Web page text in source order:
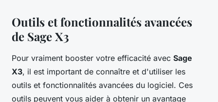
Outils et fonctionnalités avancées
de Sage X3
Pour vraiment booster votre efficacité avec Sage
X3, il est important de connaître et d'utiliser les
outils et fonctionnalités avancées du logiciel. Ces
outils peuvent vous aider à obtenir un avantage